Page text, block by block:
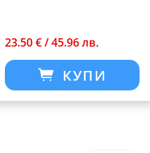
23.50 € / 45.96 лв.
КУПИ